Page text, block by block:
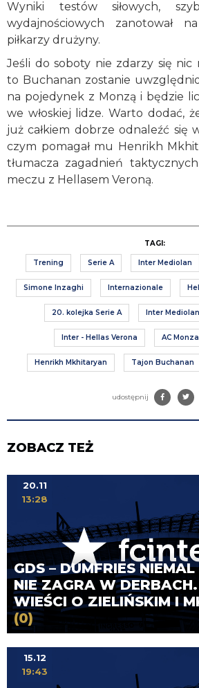
Wyniki testów siłowych,
wydajnościowych zanotował
piłkarzy drużyny.
Jeśli do soboty nie zdarzy się nic
to Buchanan zostanie
na pojedynek z Monzą i będzie
we włoskiej lidze. Warto dodać,
już całkiem dobrze odnaleźć się
czym pomagał mu Henrikh
tłumacza zagadnień
meczu z Hellasem Veroną.
TAGI:
Trening Serie A Inter Mediolan
Simone Inzaghi Internazionale
20. kolejka Serie A Inter
Inter - Hellas Verona AC Monza
Henrikh Mkhitaryan Tajon Buchanan
udostępnij
ZOBACZ TEŻ
GDS – DUMFRIES
NIE ZAGRA W
WIEŚCI O ZIELIŃSKIM I
(0)
20.11
13:28
15.12
19:43